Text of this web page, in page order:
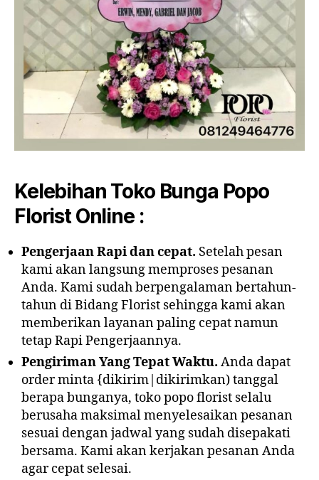
Kelebihan Toko Bunga Popo
Florist Online :
Pengerjaan Rapi dan cepat. Setelah pesan
kami akan langsung memproses pesanan
Anda. Kami sudah berpengalaman bertahun-
tahun di Bidang Florist sehingga kami akan
memberikan layanan paling cepat namun
tetap Rapi Pengerjaannya.
Pengiriman Yang Tepat Waktu. Anda dapat
order minta {dikirim|dikirimkan) tanggal
berapa bunganya, toko popo florist selalu
berusaha maksimal menyelesaikan pesanan
sesuai dengan jadwal yang sudah disepakati
bersama. Kami akan kerjakan pesanan Anda
agar cepat selesai.